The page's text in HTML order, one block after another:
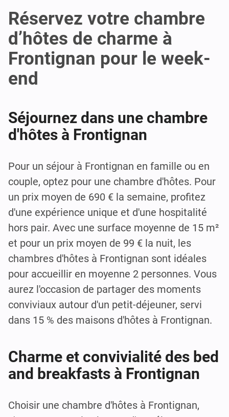
Réservez votre chambre
d’hôtes de charme à
Frontignan pour le week-
end
Séjournez dans une chambre
d'hôtes à Frontignan
Pour un séjour à Frontignan en famille ou en
couple, optez pour une chambre d'hôtes. Pour
un prix moyen de 690 € la semaine, profitez
d'une expérience unique et d'une hospitalité
hors pair. Avec une surface moyenne de 15 m²
et pour un prix moyen de 99 € la nuit, les
chambres d'hôtes à Frontignan sont idéales
pour accueillir en moyenne 2 personnes. Vous
aurez l'occasion de partager des moments
conviviaux autour d'un petit-déjeuner, servi
dans 15 % des maisons d'hôtes à Frontignan.
Charme et convivialité des bed
and breakfasts à Frontignan
Choisir une chambre d'hôtes à Frontignan,